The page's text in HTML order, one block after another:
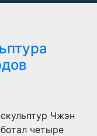
Чжэн
четыре